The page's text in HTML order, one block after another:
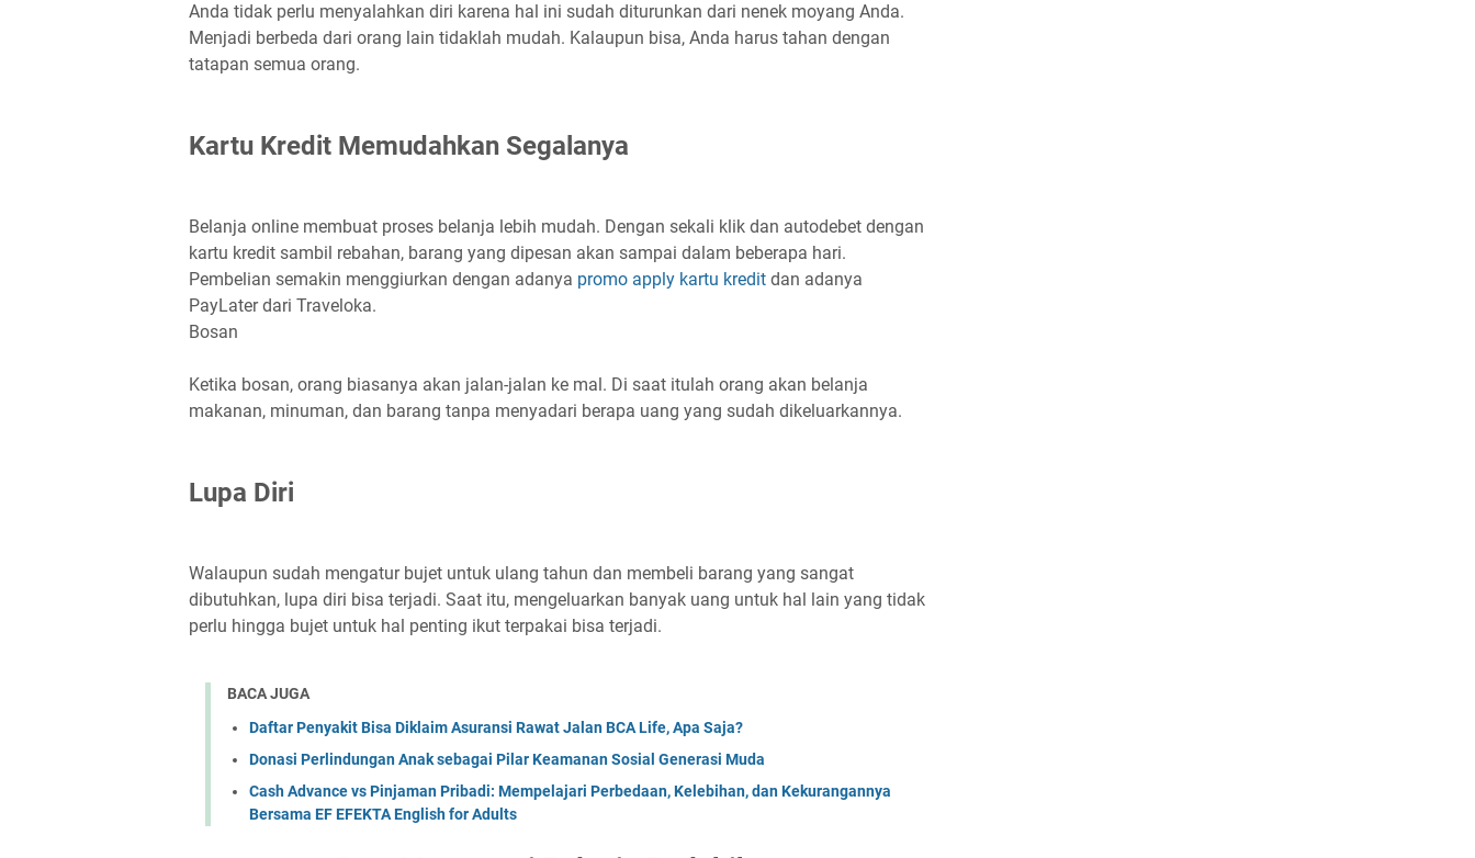
Anda tidak perlu menyalahkan diri karena hal ini sudah diturunkan dari nenek moyang Anda.
Menjadi berbeda dari orang lain tidaklah mudah. Kalaupun bisa, Anda harus tahan dengan
tatapan semua orang.
Kartu Kredit Memudahkan Segalanya
Belanja online membuat proses belanja lebih mudah. Dengan sekali klik dan autodebet dengan
kartu kredit sambil rebahan, barang yang dipesan akan sampai dalam beberapa hari.
Pembelian semakin menggiurkan dengan adanya promo apply kartu kredit dan adanya
PayLater dari Traveloka.
Bosan
Ketika bosan, orang biasanya akan jalan-jalan ke mal. Di saat itulah orang akan belanja
makanan, minuman, dan barang tanpa menyadari berapa uang yang sudah dikeluarkannya.
Lupa Diri
Walaupun sudah mengatur bujet untuk ulang tahun dan membeli barang yang sangat
dibutuhkan, lupa diri bisa terjadi. Saat itu, mengeluarkan banyak uang untuk hal lain yang tidak
perlu hingga bujet untuk hal penting ikut terpakai bisa terjadi.
BACA JUGA
Daftar Penyakit Bisa Diklaim Asuransi Rawat Jalan BCA Life, Apa Saja?
Donasi Perlindungan Anak sebagai Pilar Keamanan Sosial Generasi Muda
Cash Advance vs Pinjaman Pribadi: Mempelajari Perbedaan, Kelebihan, dan Kekurangannya
Bersama EF EFEKTA English for Adults